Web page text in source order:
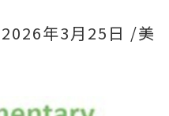
2026年3月25日 /美